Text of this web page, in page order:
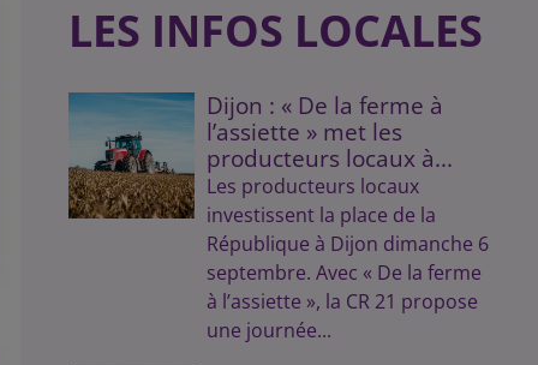
LES INFOS LOCALES
Dijon : « De la ferme à
l’assiette » met les
producteurs locaux à...
Les producteurs locaux
investissent la place de la
République à Dijon dimanche 6
septembre. Avec « De la ferme
à l’assiette », la CR 21 propose
une journée...